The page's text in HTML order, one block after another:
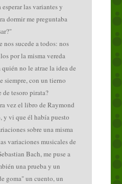
las variantes y
dormir me preguntaba
nos sucede a todos: nos
por la misma vereda
no le atrae la idea de
siempre, con un tierno
de tesoro pirata?
vez el libro de Raymond
y vi que él había puesto
sobre una misma
variaciones musicales de
Bach, me puse a
una prueba y un
goma" un cuento, un